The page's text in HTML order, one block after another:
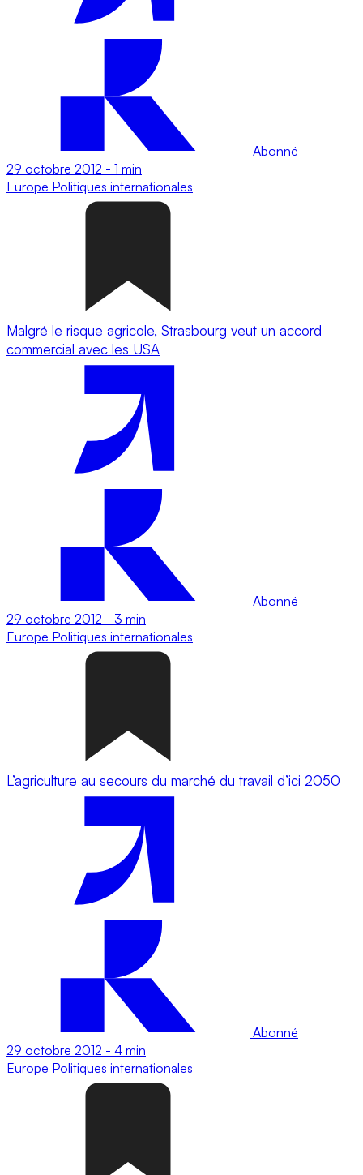
Abonné
29 octobre 2012 - 1 min
Europe Politiques internationales
Malgré le risque agricole, Strasbourg veut un accord
commercial avec les USA
Abonné
29 octobre 2012 - 3 min
Europe Politiques internationales
L’agriculture au secours du marché du travail d’ici 2050
Abonné
29 octobre 2012 - 4 min
Europe Politiques internationales